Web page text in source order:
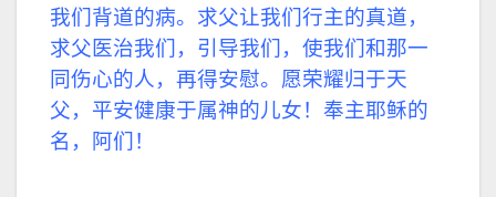
我们背道的病。求父让我们行主的真道，
求父医治我们，引导我们，使我们和那一
同伤心的人，再得安慰。愿荣耀归于天
父，平安健康于属神的儿女！奉主耶稣的
名，阿们！